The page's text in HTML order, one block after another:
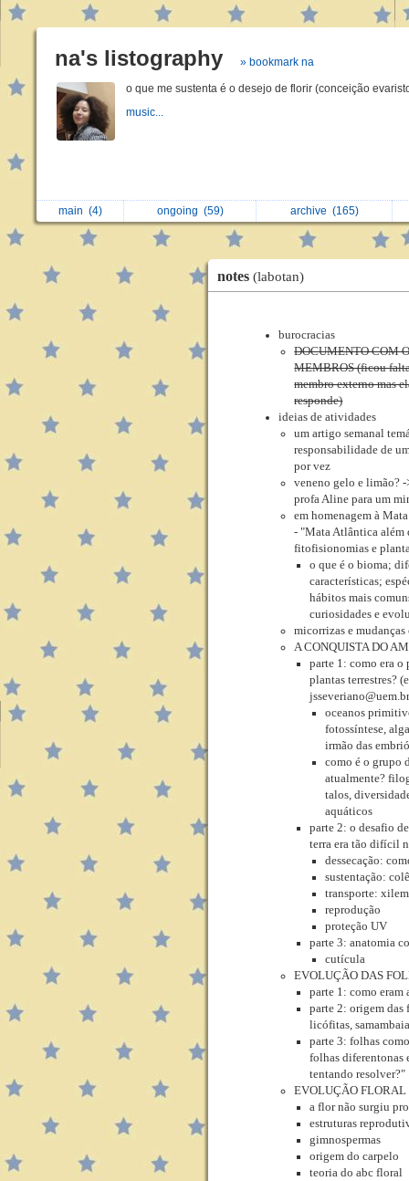
na's listography » bookmark na
o que me sustenta é o desejo de florir (conceição
music...
main (4) ongoing (59) archive (165)
notes (labotan)
burocracias
DOCUMENTO COM
MEMBROS (ficou
membro externo mas
responde)
ideias de atividades
um artigo semanal
responsabilidade de
por vez
veneno gelo e limão? -
profa Aline para um
em homenagem à
- "Mata Atlântica além
fitofisionomias e
o que é o bioma;
características;
hábitos mais
curiosidades e
micorrizas e
A CONQUISTA DO
parte 1: como era o
plantas terrestres?
oceanos
fotossíntese,
irmão das
como é o grupo
atualmente?
talos,
aquáticos
parte 2: o desafio
terra era tão difícil
dessecação:
sustentação:
transporte:
reprodução
proteção UV
parte 3: anatomia
cutícula
EVOLUÇÃO DAS
parte 1: como eram
parte 2: origem
licófitas,
parte 3: folhas
folhas diferentonas
tentando resolver?"
EVOLUÇÃO FLORAL
a flor não surgiu
estruturas
gimnospermas
origem do carpelo
teoria do abc floral